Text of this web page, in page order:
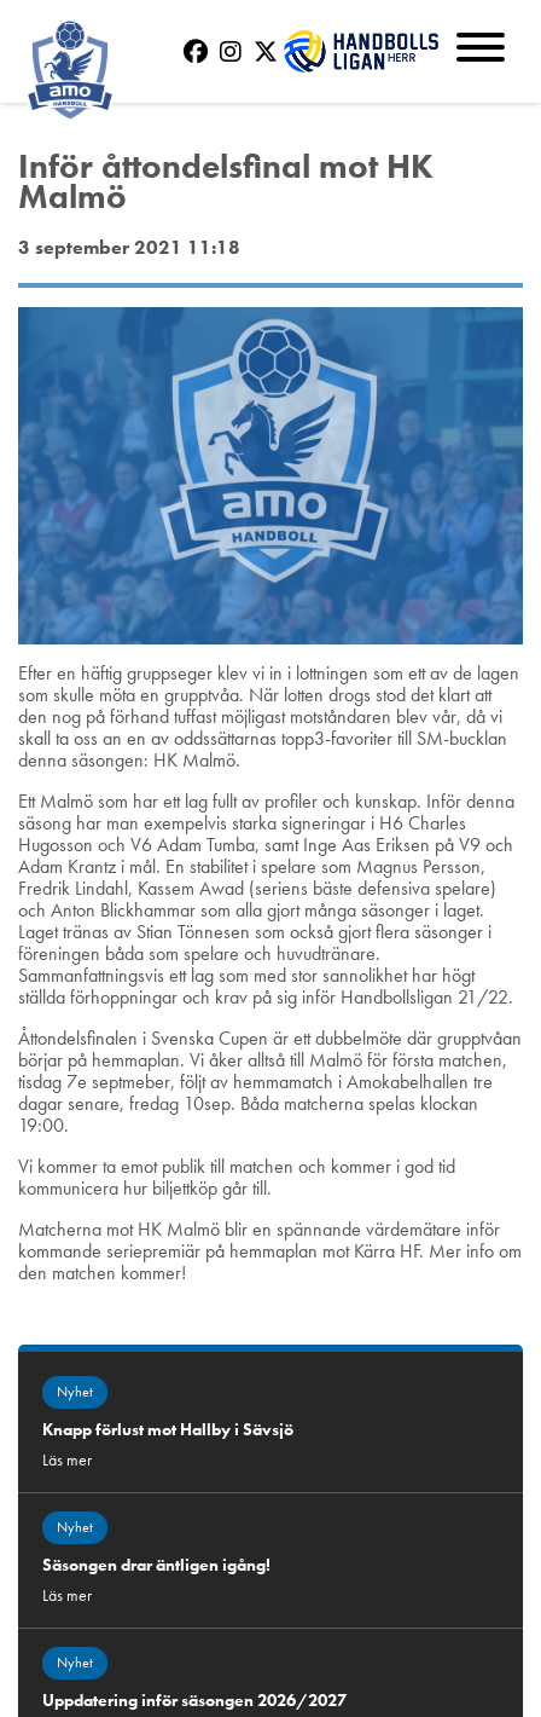
Inför åttondelsfinal mot HK
Malmö
3 september 2021 11:18
Efter en häftig gruppseger klev vi in i lottningen som ett av de lagen
som skulle möta en grupptvåa. När lotten drogs stod det klart att
den nog på förhand tuffast möjligast motståndaren blev vår, då vi
skall ta oss an en av oddssättarnas topp3-favoriter till SM-bucklan
denna säsongen: HK Malmö.
Ett Malmö som har ett lag fullt av profiler och kunskap. Inför denna
säsong har man exempelvis starka signeringar i H6 Charles
Hugosson och V6 Adam Tumba, samt Inge Aas Eriksen på V9 och
Adam Krantz i mål. En stabilitet i spelare som Magnus Persson,
Fredrik Lindahl, Kassem Awad (seriens bäste defensiva spelare)
och Anton Blickhammar som alla gjort många säsonger i laget.
Laget tränas av Stian Tönnesen som också gjort flera säsonger i
föreningen båda som spelare och huvudtränare.
Sammanfattningsvis ett lag som med stor sannolikhet har högt
ställda förhoppningar och krav på sig inför Handbollsligan 21/22.
Åttondelsfinalen i Svenska Cupen är ett dubbelmöte där grupptvåan
börjar på hemmaplan. Vi åker alltså till Malmö för första matchen,
tisdag 7e septmeber, följt av hemmamatch i Amokabelhallen tre
dagar senare, fredag 10sep. Båda matcherna spelas klockan
19:00.
Vi kommer ta emot publik till matchen och kommer i god tid
kommunicera hur biljettköp går till.
Matcherna mot HK Malmö blir en spännande värdemätare inför
kommande seriepremiär på hemmaplan mot Kärra HF. Mer info om
den matchen kommer!
Nyhet
Knapp förlust mot Hallby i Sävsjö
Läs mer
Nyhet
Säsongen drar äntligen igång!
Läs mer
Nyhet
Uppdatering inför säsongen 2026/2027